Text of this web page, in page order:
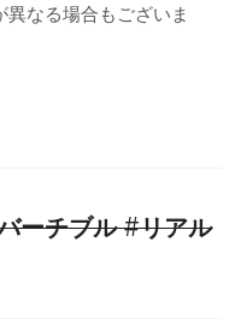
なる場合もございま
ーチブル #リアル